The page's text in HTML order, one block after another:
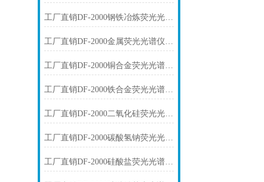
工厂直销DF-2000钢铁冶炼荧光光谱仪技术参数
工厂直销DF-2000金属荧光光谱仪技术参数
工厂直销DF-2000铜合金荧光光谱仪技术参数
工厂直销DF-2000铁合金荧光光谱仪技术参数
工厂直销DF-2000二氧化硅荧光光谱仪技术参数
工厂直销DF-2000碳酸氢钠荧光光谱仪技术参数
工厂直销DF-2000硅酸盐荧光光谱仪技术参数